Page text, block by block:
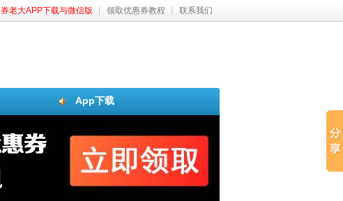
券老大APP下载与微信版 领取优惠券教程 联系我们
App下载